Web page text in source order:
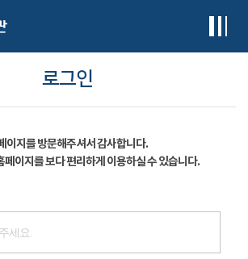
로그인
이지를 방문해주셔서 감사합니다.
페이지를 보다 편리하게 이용하실 수 있습니다.